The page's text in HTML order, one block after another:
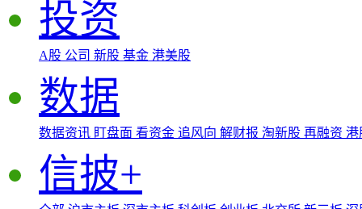
投资
A股 公司 新股 基金 港美股
数据
数据资讯 盯盘面 看资金 追风向 解财报 淘新股 再融资
信披+